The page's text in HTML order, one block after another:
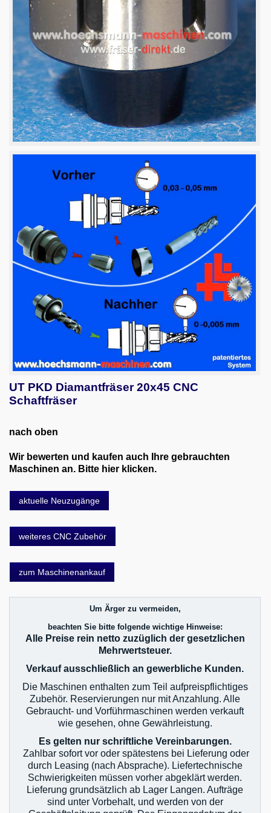
UT PKD Diamantfräser 20x45 CNC
Schaftfräser
nach oben
Wir bewerten und kaufen auch Ihre gebrauchten
Maschinen an. Bitte hier klicken.
aktuelle Neuzugänge
weiteres CNC Zubehör
zum Maschinenankauf
Um Ärger zu vermeiden,
beachten Sie bitte folgende wichtige Hinweise:
Alle Preise rein netto zuzüglich der gesetzlichen
Mehrwertsteuer.
Verkauf ausschließlich an gewerbliche Kunden.
Die Maschinen enthalten zum Teil aufpreispflichtiges
Zubehör. Reservierungen nur mit Anzahlung. Alle
Gebraucht- und Vorführmaschinen werden verkauft
wie gesehen, ohne Gewährleistung.
Es gelten nur schriftliche Vereinbarungen.
Zahlbar sofort vor oder spätestens bei Lieferung oder
durch Leasing (nach Absprache). Liefertechnische
Schwierigkeiten müssen vorher abgeklärt werden.
Lieferung grundsätzlich ab Lager Langen. Aufträge
sind unter Vorbehalt, und werden von der